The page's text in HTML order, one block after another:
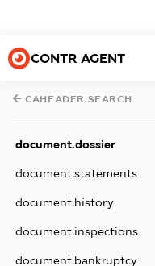
CONTR AGENT
CAHEADER.SEARCH
document.dossier
document.statements
document.history
document.inspections
document.bankruptcy